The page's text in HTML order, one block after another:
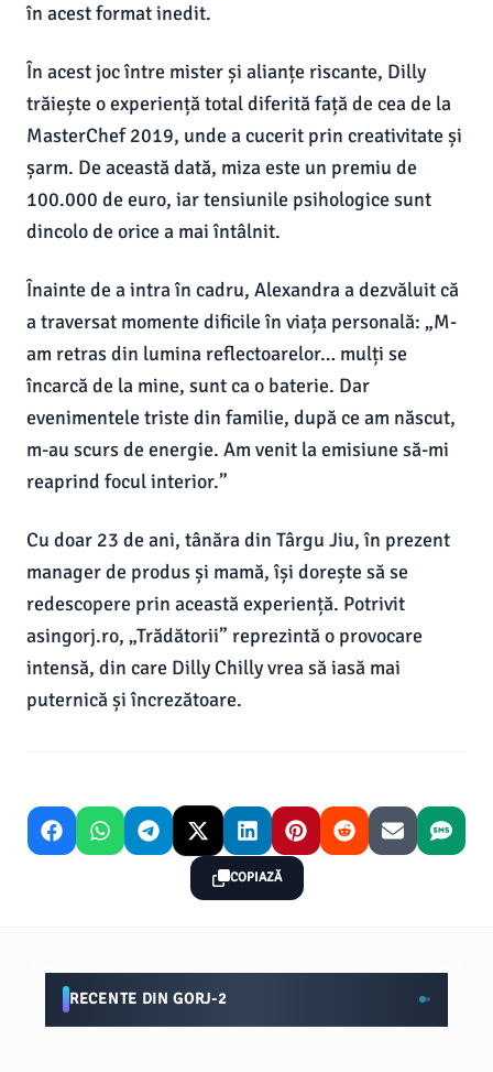
în acest format inedit.
În acest joc între mister și alianțe riscante, Dilly
trăiește o experiență total diferită față de cea de la
MasterChef 2019, unde a cucerit prin creativitate și
șarm. De această dată, miza este un premiu de
100.000 de euro, iar tensiunile psihologice sunt
dincolo de orice a mai întâlnit.
Înainte de a intra în cadru, Alexandra a dezvăluit că
a traversat momente dificile în viața personală: „M-
am retras din lumina reflectoarelor… mulți se
încarcă de la mine, sunt ca o baterie. Dar
evenimentele triste din familie, după ce am născut,
m-au scurs de energie. Am venit la emisiune să-mi
reaprind focul interior.”
Cu doar 23 de ani, tânăra din Târgu Jiu, în prezent
manager de produs și mamă, își dorește să se
redescopere prin această experiență. Potrivit
asingorj.ro, „Trădătorii” reprezintă o provocare
intensă, din care Dilly Chilly vrea să iasă mai
puternică și încrezătoare.
COPIAZĂ
RECENTE DIN GORJ-2